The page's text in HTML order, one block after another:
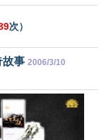
次）
故事 2006/3/10